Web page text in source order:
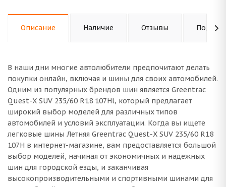
Описание Наличие Отзывы
В наши дни многие автолюбители предпочитают делать
покупки онлайн, включая и шины для своих автомобилей.
Одним из популярных брендов шин является Greentrac
Quest-X SUV 235/60 R18 107Hl, который предлагает
широкий выбор моделей для различных типов
автомобилей и условий эксплуатации. Когда вы ищете
легковые шины Летняя Greentrac Quest-X SUV 235/60 R18
107H в интернет-магазине, вам предоставляется большой
выбор моделей, начиная от экономичных и надежных
шин для городской езды, и заканчивая
высокопроизводительными и спортивными шинами для